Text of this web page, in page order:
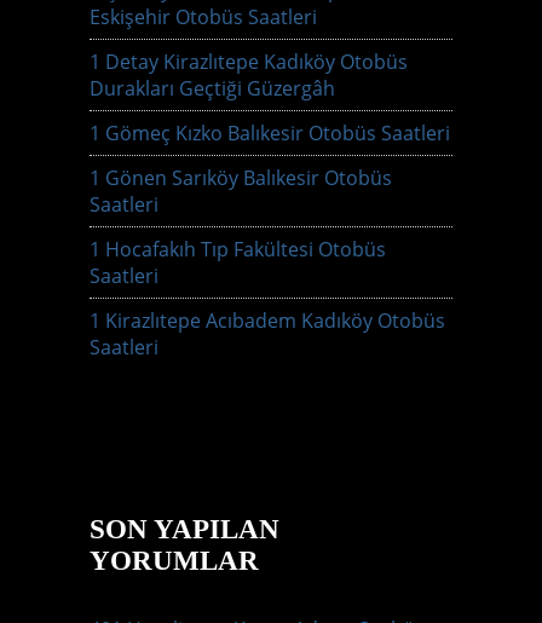
Eskişehir Otobüs Saatleri
1 Detay Kirazlıtepe Kadıköy Otobüs
Durakları Geçtiği Güzergâh
1 Gömeç Kızko Balıkesir Otobüs Saatleri
1 Gönen Sarıköy Balıkesir Otobüs
Saatleri
1 Hocafakıh Tıp Fakültesi Otobüs
Saatleri
1 Kirazlıtepe Acıbadem Kadıköy Otobüs
Saatleri
SON YAPILAN
YORUMLAR